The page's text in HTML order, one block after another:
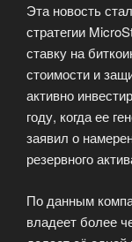
Эта новость
стратегии
ставку на
стоимости и
активно
году, когда ее
заявил о
резервного
По данным
владеет более